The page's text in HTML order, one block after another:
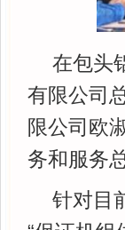
在包头
有限公司
限公司欧
务和服务
针对目